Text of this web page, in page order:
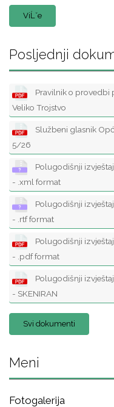
ViĹˇe
Posljednji
Pravilnik o provedbi
Veliko Trojstvo
Službeni glasnik
5/26
Polugodišnji
- .xml format
Polugodišnji
- .rtf format
Polugodišnji
- .pdf format
Polugodišnji
- SKENIRAN
Svi dokumenti
Meni
Fotogalerija